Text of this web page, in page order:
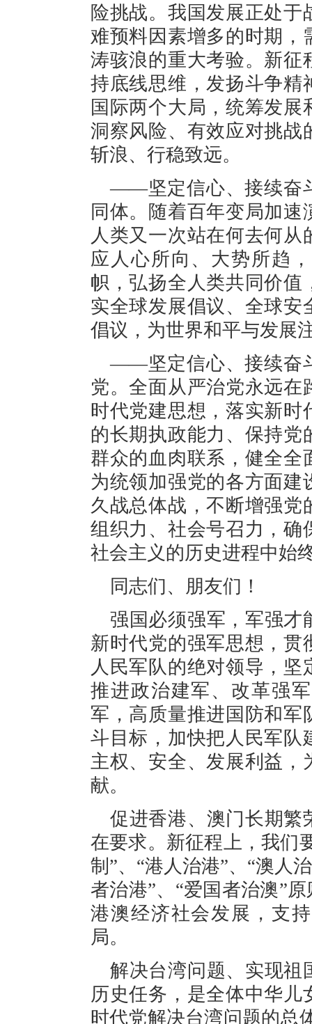
险挑战。我国发展正处
难预料因素增多的时期，
涛骇浪的重大考验。新征
持底线思维，发扬斗争精
国际两个大局，统筹发
洞察风险、有效应对挑战
斩浪、行稳致远。
——坚定信心、接续奋
同体。随着百年变局加
人类又一次站在何去何
应人心所向、大势所趋
帜，弘扬全人类共同价值
实全球发展倡议、全球安
倡议，为世界和平与发展
——坚定信心、接续奋
党。全面从严治党永远
时代党建思想，落实新时
的长期执政能力、保持党
群众的血肉联系，健全全
为统领加强党的各方面
久战总体战，不断增强党
组织力、社会号召力，确
社会主义的历史进程中始
同志们、朋友们！
强国必须强军，军强才
新时代党的强军思想，贯
人民军队的绝对领导，
推进政治建军、改革强
军，高质量推进国防和军
斗目标，加快把人民军队
主权、安全、发展利益，
献。
促进香港、澳门长期繁
在要求。新征程上，我们
制”、“港人治港”、“澳人
者治港”、“爱国者治澳”
港澳经济社会发展，支
局。
解决台湾问题、实现祖
历史任务，是全体中华
时代党解决台湾问题的总